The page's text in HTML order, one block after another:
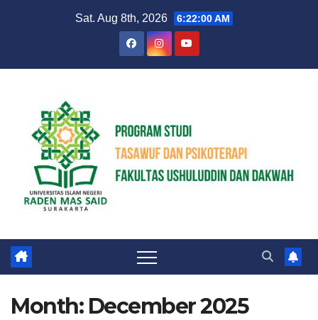
Sat. Aug 8th, 2026 6:22:01 AM
Month: December 2025